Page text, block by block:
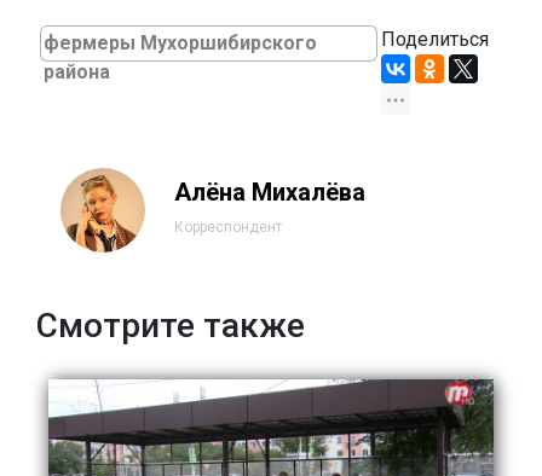
фермеры Мухоршибирского
района
Поделиться
Алёна Михалёва
Корреспондент
Смотрите также